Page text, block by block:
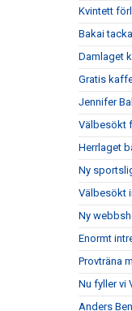
Kvintett
Bakai
Damlaget
Gratis
Jennifer
Välbesökt
Herrlaget
Ny
Välbesökt
Ny
Enormt
Provträna
Nu fyller vi
Anders